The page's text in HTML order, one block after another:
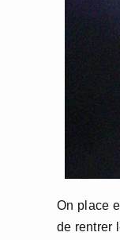
On place
de rentrer